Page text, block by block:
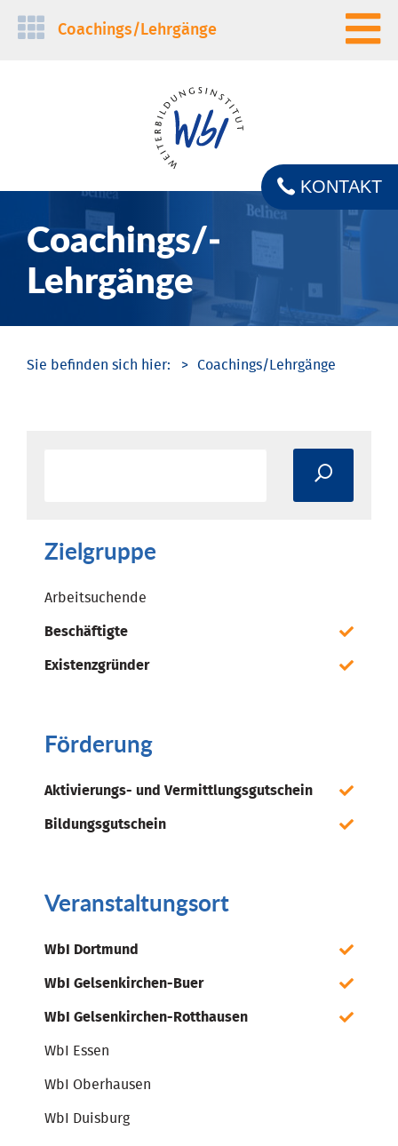
Navigation
Coachings/­Lehrgänge
Coachings/­
Lehrgänge
KONTAKT
Coachings/­Lehrgänge
Zielgruppe
Arbeitsuchende
Beschäftigte
Existenzgründer
Förderung
Aktivierungs- und Vermittlungsgutschein
Bildungsgutschein
Veranstaltungsort
WbI Dortmund
WbI Gelsenkirchen-Buer
WbI Gelsenkirchen-Rotthausen
WbI Essen
WbI Oberhausen
WbI Duisburg